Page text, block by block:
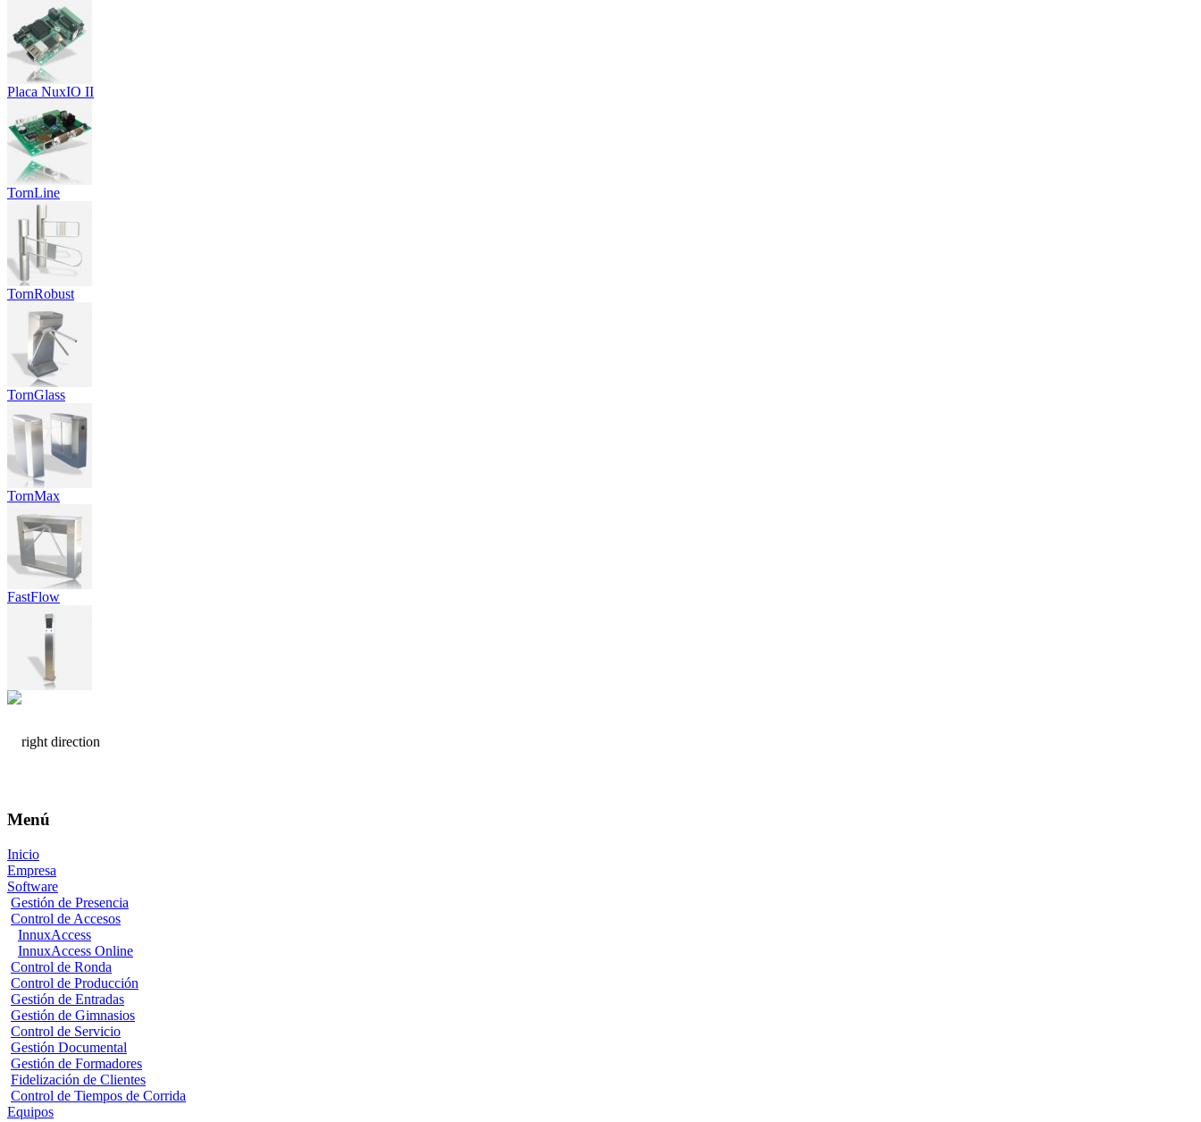
Placa NuxIO II
TornLine
TornRobust
TornGlass
TornMax
FastFlow
Menú
Inicio
Empresa
Software
Gestión de Presencia
Control de Accesos
InnuxAccess
InnuxAccess Online
Control de Ronda
Control de Producción
Gestión de Entradas
Gestión de Gimnasios
Control de Servicio
Gestión Documental
Gestión de Formadores
Fidelización de Clientes
Control de Tiempos de Corrida
Equipos